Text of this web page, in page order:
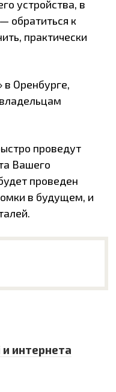
устройства, в
обратиться к
практически
Оренбурге,
проведут
Вашего
проведен
в будущем, и
интернета